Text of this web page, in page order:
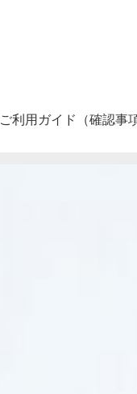
ご利用ガイド（確認事項